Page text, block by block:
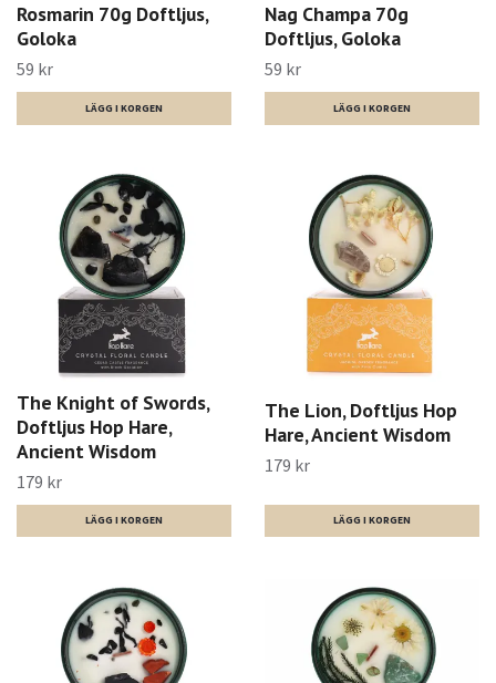
Rosmarin 70g Doftljus,
Goloka
59 kr
Nag Champa 70g
Doftljus, Goloka
59 kr
The Knight of Swords,
Doftljus Hop Hare,
Ancient Wisdom
179 kr
The Lion, Doftljus Hop
Hare, Ancient Wisdom
179 kr